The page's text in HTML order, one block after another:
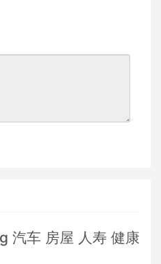
汽车 房屋 人寿 健康